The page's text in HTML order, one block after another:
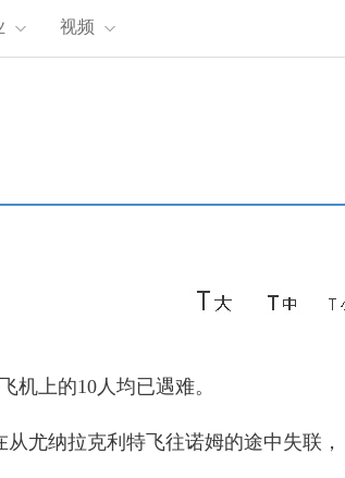
视频
机上的10人均已遇难。
尤纳拉克利特飞往诺姆的途中失联，